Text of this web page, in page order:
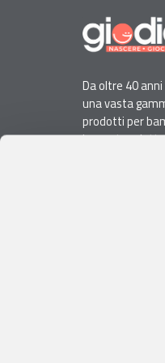
Da oltre 40
una vasta
prodotti per
La nostra
ricerca di
per l'infanzia,
soddisfare le